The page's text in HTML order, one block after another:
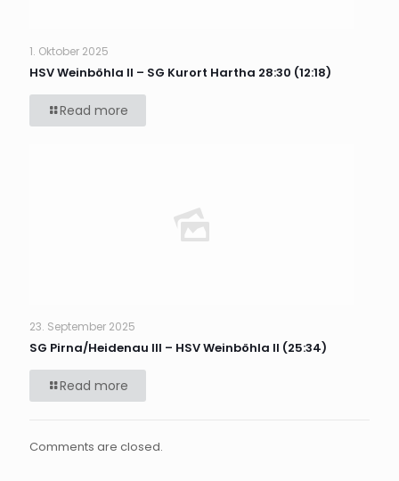
1. Oktober 2025
HSV Weinböhla II – SG Kurort Hartha 28:30 (12:18)
Read more
23. September 2025
SG Pirna/Heidenau III – HSV Weinböhla II (25:34)
Read more
Comments are closed.